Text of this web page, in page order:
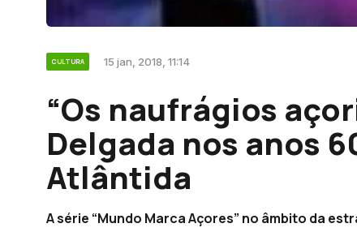
CULTURA 15 jan, 2018, 11:14
“Os naufrágios
Delgada nos anos
Atlântida
A série “Mundo Marca Açores” no âmbito da